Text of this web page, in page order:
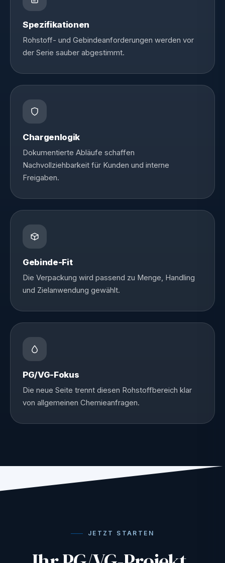
Spezifikationen
Rohstoff- und Gebindeanforderungen werden vor
der Serie sauber abgestimmt.
Chargenlogik
Dokumentierte Abläufe schaffen
Nachvollziehbarkeit für Kunden und interne
Freigaben.
Gebinde-Fit
Die Verpackung wird passend zu Menge, Handling
und Zielanwendung gewählt.
PG/VG-Fokus
Die neue Seite trennt diesen Rohstoffbereich klar
von allgemeinen Chemieanfragen.
JETZT STARTEN